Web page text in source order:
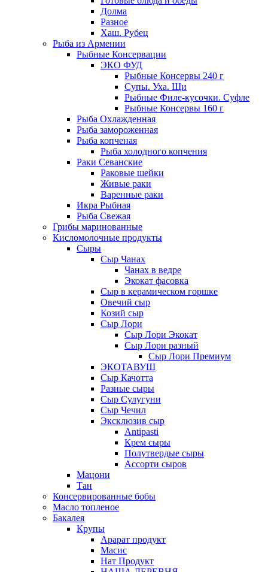
Долма
Разное
Хаш. Рубец
Рыба из Армении
Рыбные Консервации
ЭКО ФУД
Рыбные Консервы 240 г
Супы. Уха. Щи
Рыбные Филе-кусочки. Суфле
Рыбные Консервы 160 г
Рыба Охлажденная
Рыба замороженная
Рыба копченая
Рыба холодного копчения
Раки Севанские
Раковые шейки
Живые раки
Варенные раки
Икра Рыбная
Рыба Свежая
Грибы маринованные
Кисломолочные продукты
Сыры
Сыр Чанах
Чанах в ведре
Экокат фасовка
Сыр в керамическом горшке
Овечий сыр
Козий сыр
Сыр Лори
Сыр Лори Экокат
Сыр Лори разный
Сыр Лори Премиум
ЭКОТАВУШ
Сыр Качотта
Разные сыры
Сыр Сулугуни
Сыр Чечил
Эксклюзив сыр
Antipasti
Крем сыры
Полутвердые сыры
Ассорти сыров
Мацони
Тан
Консервированные бобы
Масло топленое
Бакалея
Крупы
Арарат продукт
Масис
Нат Продукт